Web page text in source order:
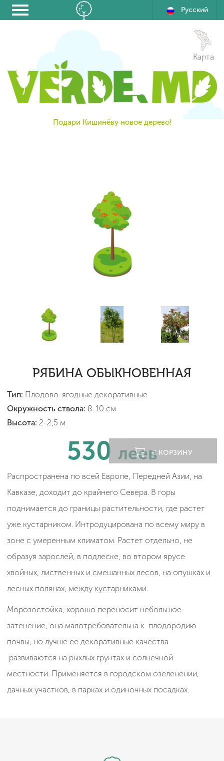
Русский
Подари Кишинёву новое дерево!
Карта
РЯБИНА ОБЫКНОВЕННАЯ
Тип: Плодово-ягодные декоративные
Окружность ствола: 8-10 см
Высота: 2-2,5 м
530 леевВ КОРЗИНУ
Распространена по всей Европе, Передней Азии, на
Кавказе, доходит до крайнего Севера. В горы
поднимается до границы растительности, где растет
уже кустарником. Интродуцирована по всему миру в
зоне с умеренным климатом. Растет отдельно, не
образуя зарослей, в подлеске, во втором ярусе
хвойных, лиственных и смешанных лесов, на опушках и
лесных полянах, между кустарниками.
Морозостойка, хорошо переносит небольшое
затенение, она малотребовательна к плодородию
почвы, но лучше ее декоративные качества
развиваются на рыхлых грунтах и солнечной
местности. Применяется в городском озеленении,
дачных участков, в парках и одиночных посадках.